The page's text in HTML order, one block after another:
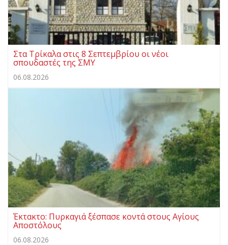
Στα Τρίκαλα στις 8 Σεπτεμβρίου οι νέοι
σπουδαστές της ΣΜΥ
06.08.2026
Έκτακτο: Πυρκαγιά ξέσπασε κοντά στους Αγίους
Αποστόλους
06.08.2026